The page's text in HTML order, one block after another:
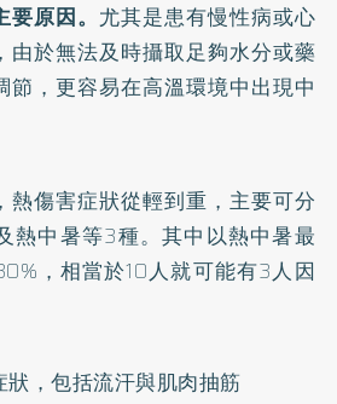
要原因。尤其是患有慢性病或心
由於無法及時攝取足夠水分或藥
節，更容易在高溫環境中出現中
熱傷害症狀從輕到重，主要可分
熱中暑等3種。其中以熱中暑最
，相當於10人就可能有3人因
狀，包括流汗與肌肉抽筋